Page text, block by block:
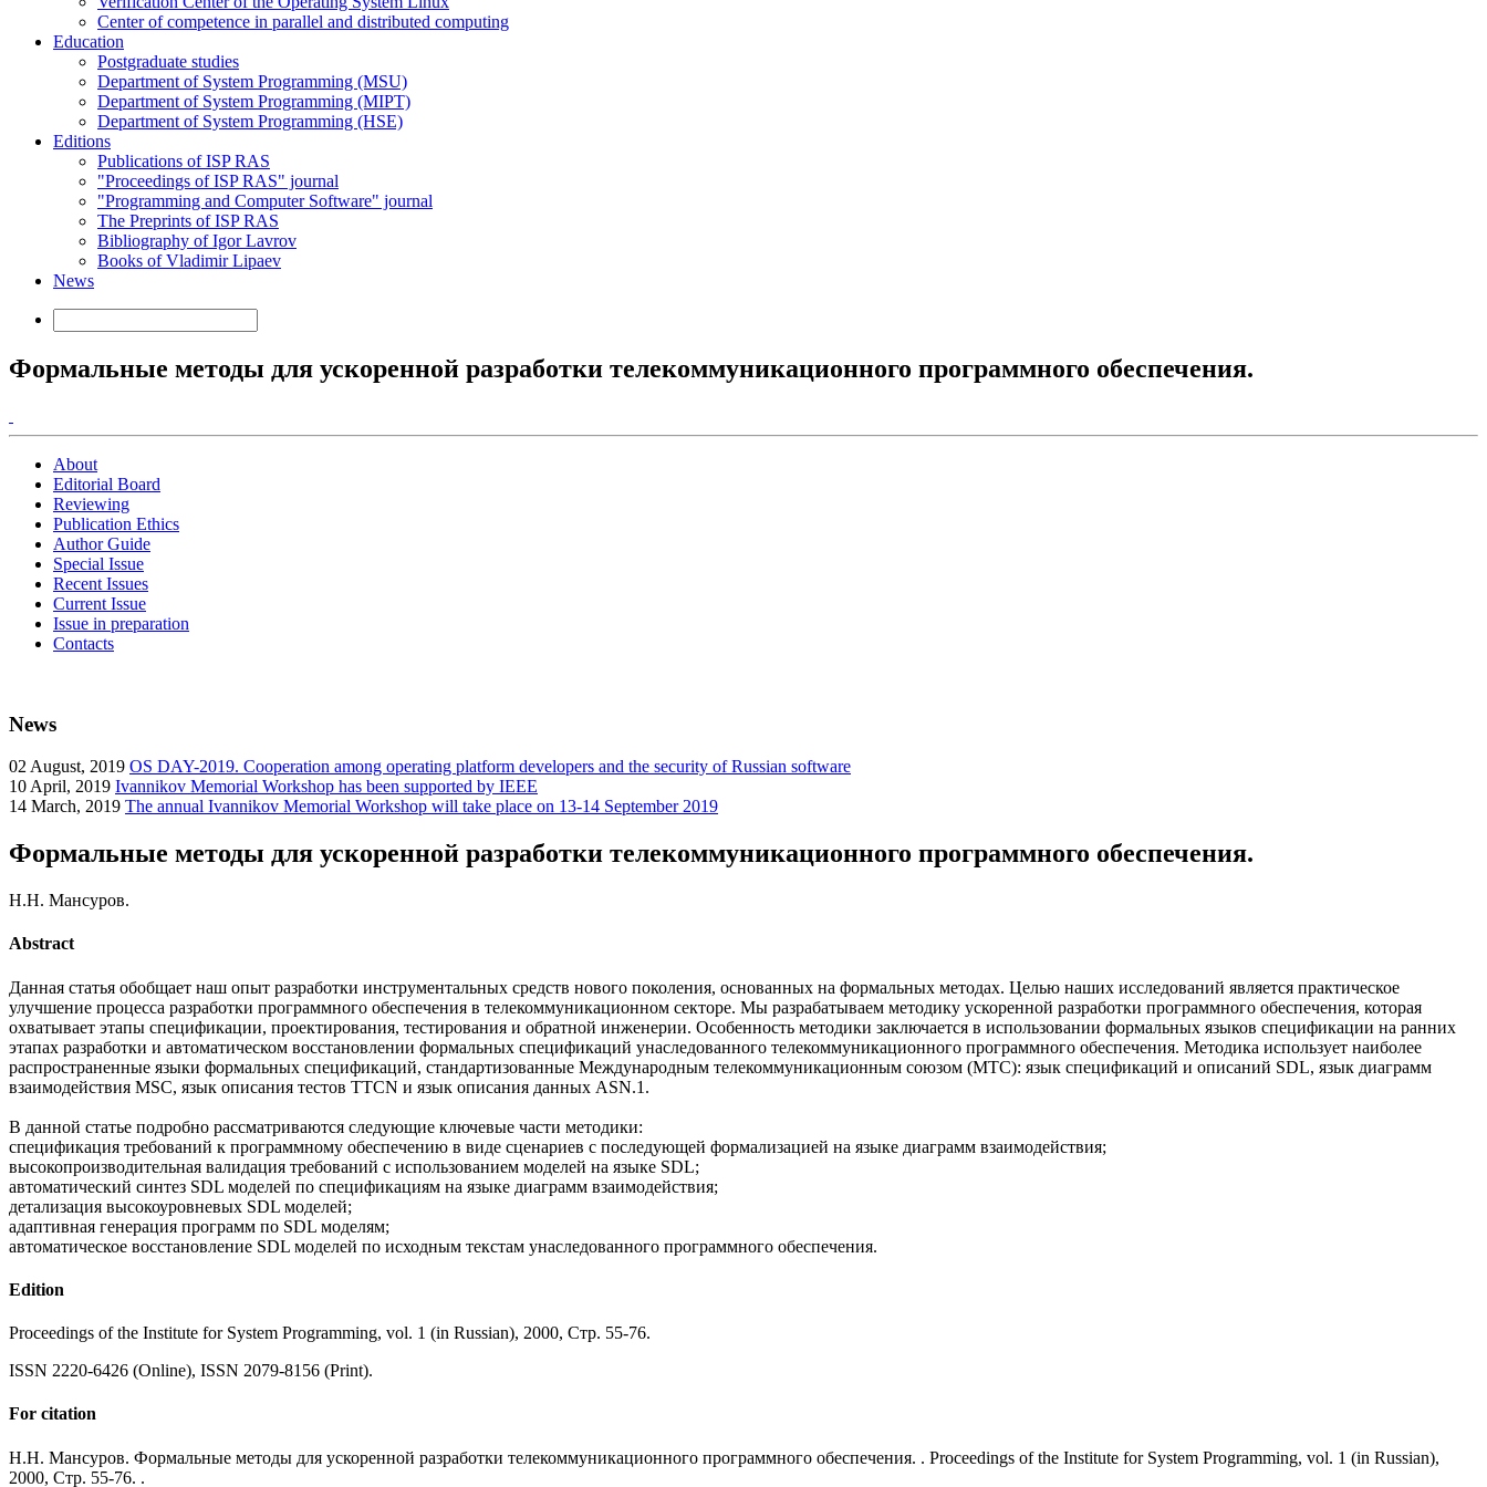
Center of competence in parallel and distributed computing
Education
Postgraduate studies
Department of System Programming (MSU)
Department of System Programming (MIPT)
Department of System Programming (HSE)
Editions
Publications of ISP RAS
"Proceedings of ISP RAS" journal
"Programming and Computer Software" journal
The Preprints of ISP RAS
Bibliography of Igor Lavrov
Books of Vladimir Lipaev
News
Формальные методы для ускоренной разработки телекоммуникационного программного обеспечения.
About
Editorial Board
Reviewing
Publication Ethics
Author Guide
Special Issue
Recent Issues
Current Issue
Issue in preparation
Contacts
News
02 August, 2019 OS DAY-2019. Cooperation among operating platform developers and the security of Russian software
10 April, 2019 Ivannikov Memorial Workshop has been supported by IEEE
14 March, 2019 The annual Ivannikov Memorial Workshop will take place on 13-14 September 2019
Формальные методы для ускоренной разработки телекоммуникационного программного обеспечения.
Н.Н. Мансуров.
Abstract
Данная статья обобщает наш опыт разработки инструментальных средств нового поколения, основанных на формальных методах. Целью наших исследований является практическое
улучшение процесса разработки программного обеспечения в телекоммуникационном секторе. Мы разрабатываем методику ускоренной разработки программного обеспечения, которая
охватывает этапы спецификации, проектирования, тестирования и обратной инженерии. Особенность методики заключается в использовании формальных языков спецификации на ранних
этапах разработки и автоматическом восстановлении формальных спецификаций унаследованного телекоммуникационного программного обеспечения. Методика использует наиболее
распространенные языки формальных спецификаций, стандартизованные Международным телекоммуникационным союзом (МТС): язык спецификаций и описаний SDL, язык диаграмм
взаимодействия MSC, язык описания тестов TTCN и язык описания данных ASN.1.
В данной статье подробно рассматриваются следующие ключевые части методики:
спецификация требований к программному обеспечению в виде сценариев с последующей формализацией на языке диаграмм взаимодействия;
высокопроизводительная валидация требований с использованием моделей на языке SDL;
автоматический синтез SDL моделей по спецификациям на языке диаграмм взаимодействия;
детализация высокоуровневых SDL моделей;
адаптивная генерация программ по SDL моделям;
автоматическое восстановление SDL моделей по исходным текстам унаследованного программного обеспечения.
Edition
Proceedings of the Institute for System Programming, vol. 1 (in Russian), 2000, Стр. 55-76.
ISSN 2220-6426 (Online), ISSN 2079-8156 (Print).
For citation
Н.Н. Мансуров. Формальные методы для ускоренной разработки телекоммуникационного программного обеспечения. . Proceedings of the Institute for System Programming, vol. 1 (in Russian),
2000, Стр. 55-76. .